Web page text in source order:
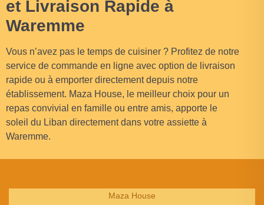
et Livraison Rapide à
Waremme
Vous n’avez pas le temps de cuisiner ? Profitez de notre
service de commande en ligne avec option de livraison
rapide ou à emporter directement depuis notre
établissement. Maza House, le meilleur choix pour un
repas convivial en famille ou entre amis, apporte le
soleil du Liban directement dans votre assiette à
Waremme.
Maza House